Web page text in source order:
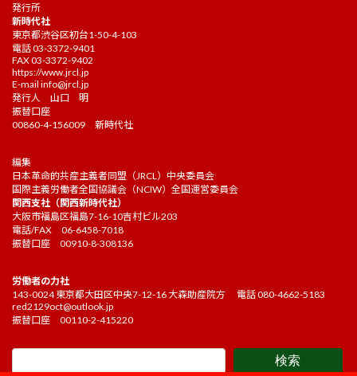
発行所
新時代社
東京都渋谷区初台1-50-4-103
電話 03-3372-9401
FAX 03-3372-9402
https://www.jrcl.jp
E-mail info@jrcl.jp
発行人 山口 明
振替口座
00860-4-156009 新時代社
編集
日本革命的共産主義者同盟（JRCL）中央委員会
国際主義労働者全国協議会（NCIW）全国運営委員会
関西支社（関西新時代社）
大阪市福島区福島7-16-10吉村ビル203
電話/FAX 06-6458-7018
振替口座 00910-8-308136
労働者の力社
143-0024 東京都大田区中央7-12-16 大森助産院方 電話 080-4662-5183
red2129oct@outlook.jp
振替口座 00110-2-415220
検索